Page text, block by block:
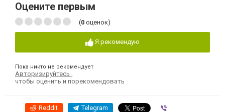
Оцените первым
(0 оценок)
Я рекомендую
Пока никто не рекомендует
Авторизируйтесь
чтобы оценить и порекомендовать
Reddit Telegram